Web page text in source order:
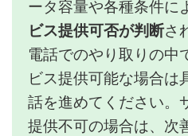
ータ容量や各種条件に
ビス提供可否が判断さ
電話でのやり取りの中
ビス提供可能な場合は
話を進めてください。
提供不可の場合は、次